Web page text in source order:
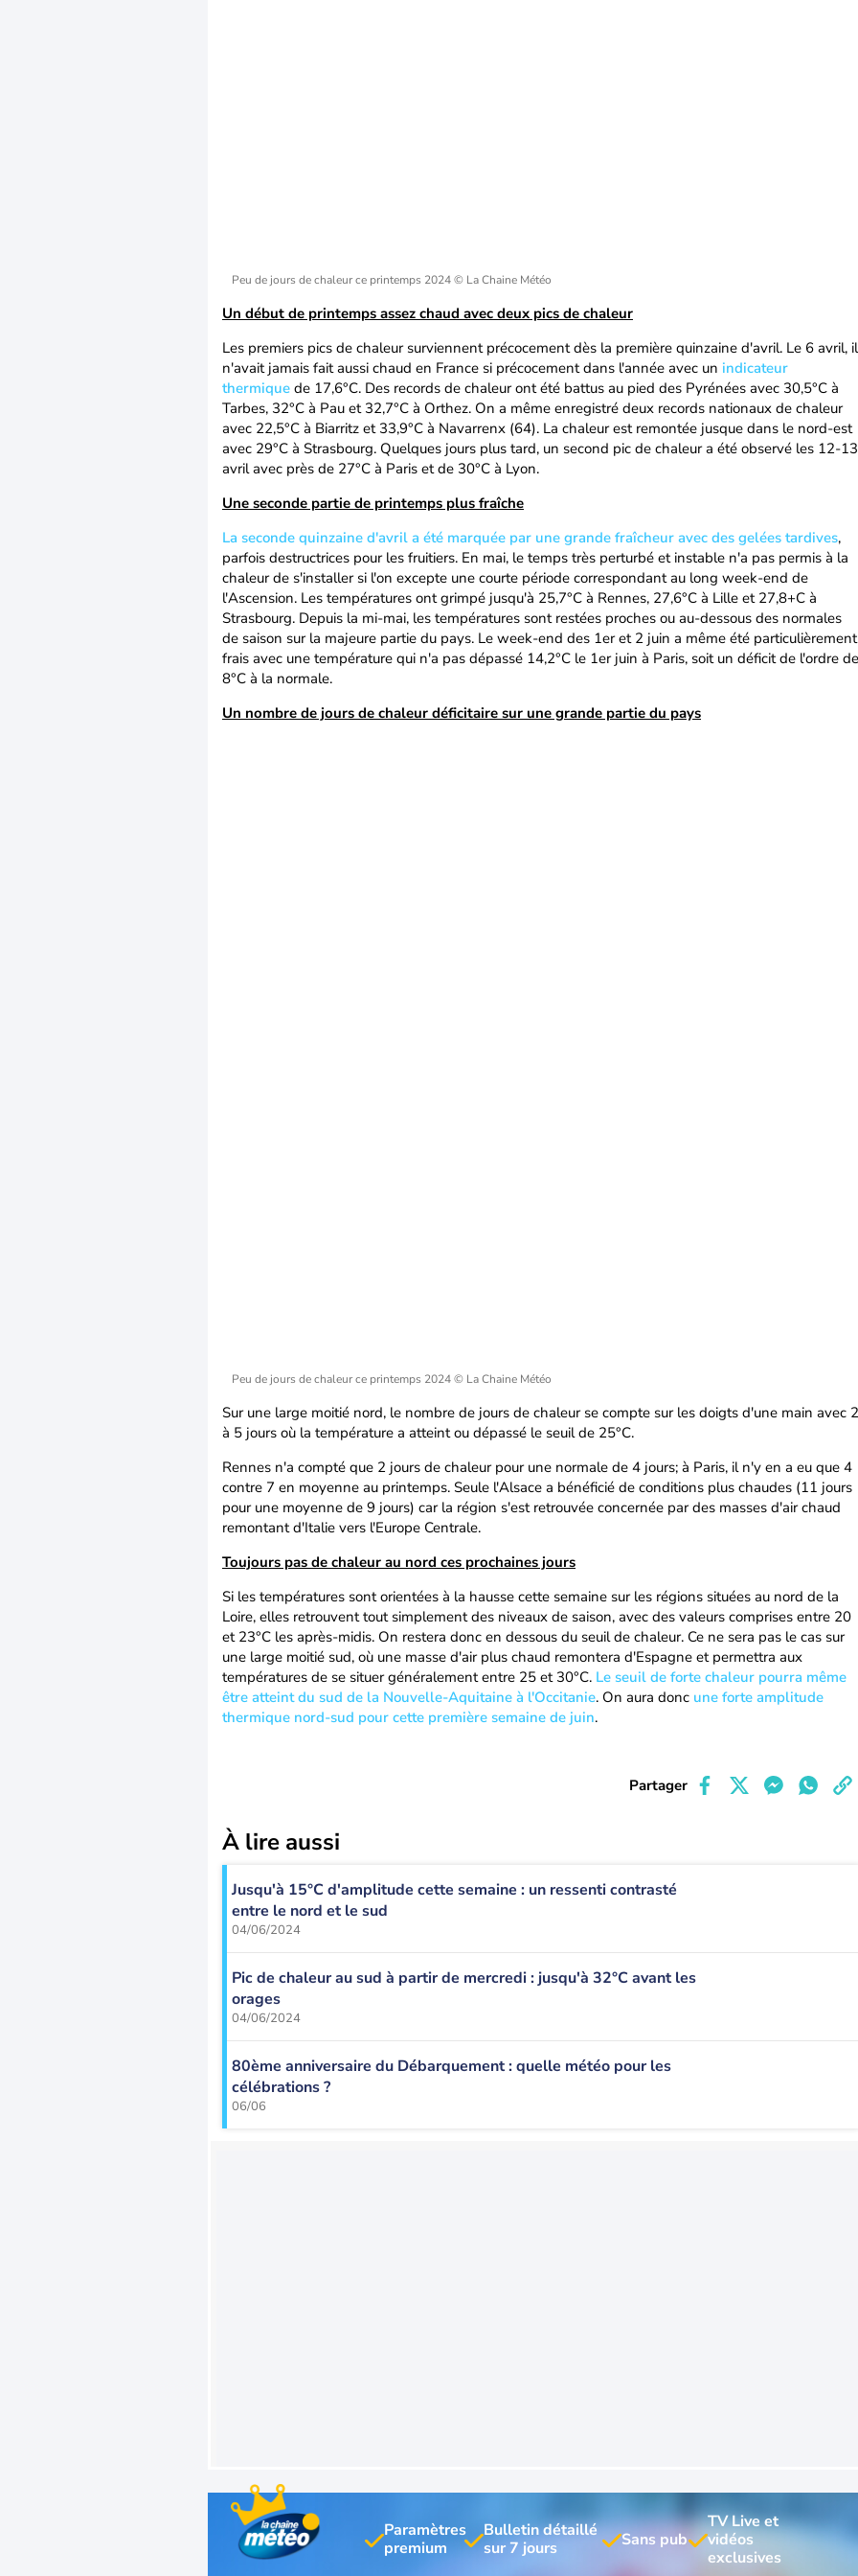
Peu de jours de chaleur ce printemps 2024© La Chaine Météo
Un début de printemps assez chaud avec deux pics de chaleur
Les premiers pics de chaleur surviennent précocement dès la première quinzaine d'avril. Le 6 avril, il
n'avait jamais fait aussi chaud en France si précocement dans l'année avec un indicateur
thermique de 17,6°C. Des records de chaleur ont été battus au pied des Pyrénées avec 30,5°C à
Tarbes, 32°C à Pau et 32,7°C à Orthez. On a même enregistré deux records nationaux de chaleur
avec 22,5°C à Biarritz et 33,9°C à Navarrenx (64). La chaleur est remontée jusque dans le nord-est
avec 29°C à Strasbourg. Quelques jours plus tard, un second pic de chaleur a été observé les 12-13
avril avec près de 27°C à Paris et de 30°C à Lyon.
Une seconde partie de printemps plus fraîche
La seconde quinzaine d'avril a été marquée par une grande fraîcheur avec des gelées tardives,
parfois destructrices pour les fruitiers. En mai, le temps très perturbé et instable n'a pas permis à la
chaleur de s'installer si l'on excepte une courte période correspondant au long week-end de
l'Ascension. Les températures ont grimpé jusqu'à 25,7°C à Rennes, 27,6°C à Lille et 27,8+C à
Strasbourg. Depuis la mi-mai, les températures sont restées proches ou au-dessous des normales
de saison sur la majeure partie du pays. Le week-end des 1er et 2 juin a même été particulièrement
frais avec une température qui n'a pas dépassé 14,2°C le 1er juin à Paris, soit un déficit de l'ordre de
8°C à la normale.
Un nombre de jours de chaleur déficitaire sur une grande partie du pays
Peu de jours de chaleur ce printemps 2024© La Chaine Météo
Sur une large moitié nord, le nombre de jours de chaleur se compte sur les doigts d'une main avec 2
à 5 jours où la température a atteint ou dépassé le seuil de 25°C.
Rennes n'a compté que 2 jours de chaleur pour une normale de 4 jours; à Paris, il n'y en a eu que 4
contre 7 en moyenne au printemps. Seule l'Alsace a bénéficié de conditions plus chaudes (11 jours
pour une moyenne de 9 jours) car la région s'est retrouvée concernée par des masses d'air chaud
remontant d'Italie vers l'Europe Centrale.
Toujours pas de chaleur au nord ces prochaines jours
Si les températures sont orientées à la hausse cette semaine sur les régions situées au nord de la
Loire, elles retrouvent tout simplement des niveaux de saison, avec des valeurs comprises entre 20
et 23°C les après-midis. On restera donc en dessous du seuil de chaleur. Ce ne sera pas le cas sur
une large moitié sud, où une masse d'air plus chaud remontera d'Espagne et permettra aux
températures de se situer généralement entre 25 et 30°C. Le seuil de forte chaleur pourra même
être atteint du sud de la Nouvelle-Aquitaine à l'Occitanie. On aura donc une forte amplitude
thermique nord-sud pour cette première semaine de juin.
Partager
À lire aussi
Jusqu'à 15°C d'amplitude cette semaine : un ressenti contrasté
entre le nord et le sud
04/06/2024
Pic de chaleur au sud à partir de mercredi : jusqu'à 32°C avant les
orages
04/06/2024
80ème anniversaire du Débarquement : quelle météo pour les
célébrations ?
06/06
Paramètres
Bulletin détaillé
TV Live et
vidéos